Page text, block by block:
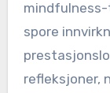
spore
refleksjoner,